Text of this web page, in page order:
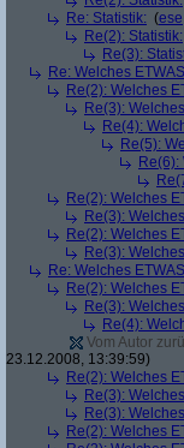
Re: Statistik: (ese
Re(2): Statistik:
Re(3):
Re: Welches
Re(2): Welches
Re(3):
Re(4):
Re(5):
Re(6):
Re(2): Welches
Re(3):
Re(2): Welches
Re(3):
Re: Welches
Re(2): Welches
Re(3):
Re(4):
Vom Autor
23.12.2008, 13:39:59)
Re(2): Welches
Re(3):
Re(3):
Re(2): Welches